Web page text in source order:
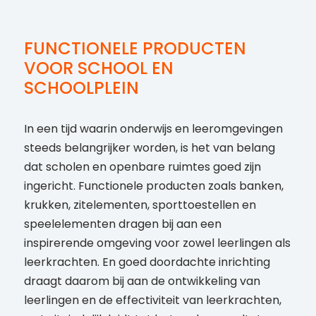
FUNCTIONELE PRODUCTEN
VOOR SCHOOL EN
SCHOOLPLEIN
In een tijd waarin onderwijs en leeromgevingen
steeds belangrijker worden, is het van belang
dat scholen en openbare ruimtes goed zijn
ingericht. Functionele producten zoals banken,
krukken, zitelementen, sporttoestellen en
speelelementen dragen bij aan een
inspirerende omgeving voor zowel leerlingen als
leerkrachten. En goed doordachte inrichting
draagt daarom bij aan de ontwikkeling van
leerlingen en de effectiviteit van leerkrachten,